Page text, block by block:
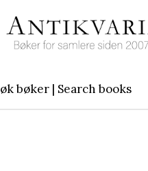
bøker | Search books